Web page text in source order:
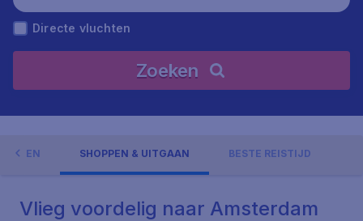
Directe vluchten
Zoeken
SHOPPEN & UITGAAN BESTE REISTIJD
Vlieg voordelig naar Amsterdam